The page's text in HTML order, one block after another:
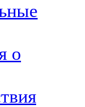
о